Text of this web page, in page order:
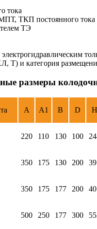
тока
ТКП постоянного тока
ТЭ
Т) и категория
размеры
A A1 B D H
220 110 130 100
350 175 130 200
350 175 177 200
500 250 177 300